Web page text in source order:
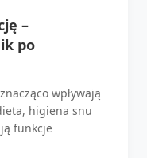
–
po
wpływają
higiena snu
funkcje